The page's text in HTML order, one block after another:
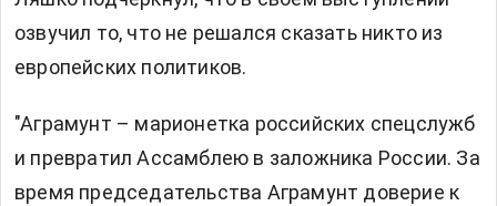
озвучил то, что не решался сказать никто из
европейских политиков.
"Аграмунт – марионетка российских спецслужб
и превратил Ассамблею в заложника России. За
время председательства Аграмунт доверие к